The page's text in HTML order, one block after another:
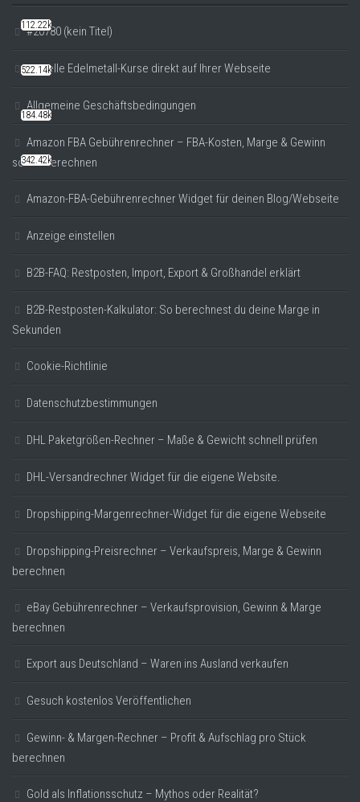
#20780 (kein Titel)
Aktuelle Edelmetall-Kurse direkt auf Ihrer Webseite
Allgemeine Geschäftsbedingungen
Amazon FBA Gebührenrechner – FBA-Kosten, Marge & Gewinn
sofort berechnen
Amazon-FBA-Gebührenrechner Widget für deinen Blog/Webseite
Anzeige einstellen
B2B-FAQ: Restposten, Import, Export & Großhandel erklärt
B2B-Restposten-Kalkulator: So berechnest du deine Marge in
Sekunden
Cookie-Richtlinie
Datenschutzbestimmungen
DHL Paketgrößen-Rechner – Maße & Gewicht schnell prüfen
DHL-Versandrechner Widget für die eigene Website.
Dropshipping-Margenrechner-Widget für die eigene Webseite
Dropshipping-Preisrechner – Verkaufspreis, Marge & Gewinn
berechnen
eBay Gebührenrechner – Verkaufsprovision, Gewinn & Marge
berechnen
Export aus Deutschland – Waren ins Ausland verkaufen
Gesuch kostenlos Veröffentlichen
Gewinn- & Margen-Rechner – Profit & Aufschlag pro Stück
berechnen
Gold als Inflationsschutz – Mythos oder Realität?
112.22k
522.14k
184.48k
342.42k